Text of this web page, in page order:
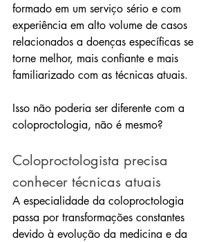
formado em um serviço sério e com
experiência em alto volume de casos
relacionados a doenças específicas se
torne melhor, mais confiante e mais
familiarizado com as técnicas atuais.
Isso não poderia ser diferente com a
coloproctologia, não é mesmo?
Coloproctologista precisa
conhecer técnicas atuais
A especialidade da coloproctologia
passa por transformações constantes
devido à evolução da medicina e da